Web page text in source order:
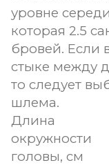
уровне
которая 2.5
бровей. Если
стыке между
то следует
шлема.
Длина
окружности
головы, см